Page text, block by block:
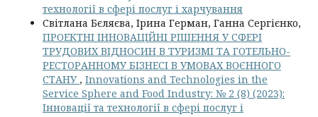
технології в сфері послуг і харчування
Світлана Бєляєва, Ірина Герман, Ганна Сергієнко,
ПРОЕКТНІ ІННОВАЦІЙНІ РІШЕННЯ У СФЕРІ
ТРУДОВИХ ВІДНОСИН В ТУРИЗМІ ТА ГОТЕЛЬНО-
РЕСТОРАННОМУ БІЗНЕСІ В УМОВАХ ВОЄННОГО
СТАНУ , Innovations and Technologies in the
Service Sphere and Food Industry: № 2 (8) (2023):
Інновації та технології в сфері послуг і